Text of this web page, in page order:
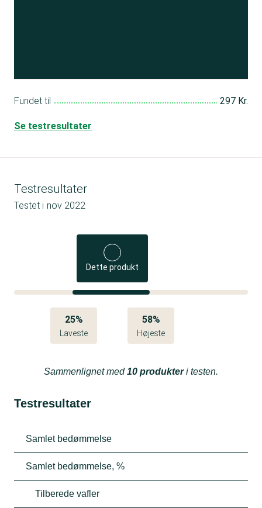
Fundet til 297 Kr.
Se testresultater
Testresultater
Testet i nov 2022
Dette produkt
25%
Laveste
58%
Højeste
Sammenlignet med10 produkteri testen.
Testresultater
Samlet bedømmelse
Samlet bedømmelse, %
Tilberede vafler